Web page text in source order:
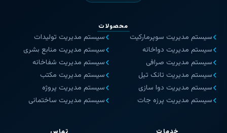
محصولات
سیستم مدیریت سوپرمارکیت
سیستم مدیریت دواخانه
سیستم مدیریت صرافی
سیستم مدیریت تانک تیل
سیستم مدیریت دوا سازی
سیستم مدیریت پرزه جات
سیستم مدیریت تولیدات
سیستم مدیریت منابع بشری
سیستم مدیریت شفاخانه
سیستم مدیریت مکتب
سیستم مدیریت پروژه
سیستم مدیریت ساختمانی